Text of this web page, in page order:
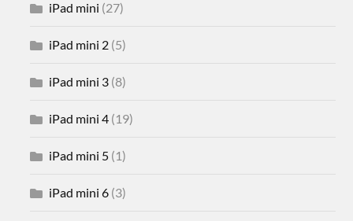
iPad mini (27)
iPad mini 2 (5)
iPad mini 3 (8)
iPad mini 4 (19)
iPad mini 5 (1)
iPad mini 6 (3)